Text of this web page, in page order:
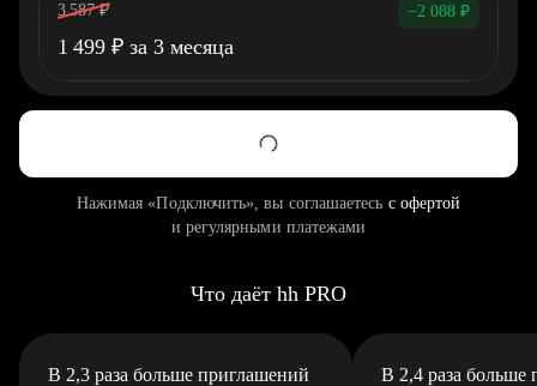
3 587 ₽ −2 088 ₽
1 499 ₽ за 3 месяца
Нажимая «Подключить», вы соглашаетесь с офертой
и регулярными платежами
Что даёт hh PRO
В 2,3 раза больше приглашений В 2,4 раза больше